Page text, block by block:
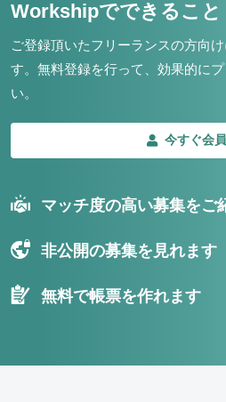
Workshipでできること
ご登録頂いたフリーランスの方向
す。 無料登録を行って、効果的に
い。
今すぐ会
マッチ度の高い募集をご
非公開の募集を見れます
無料で帳票を作れます